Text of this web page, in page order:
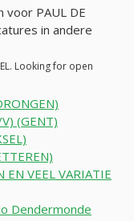
voor PAUL DE
in andere
Looking for open
(GENT)
EN VEEL VARIATIE
Dendermonde